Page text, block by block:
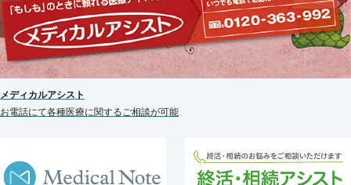
メディカルアシスト
お電話にて各種医療に関するご相談が可能